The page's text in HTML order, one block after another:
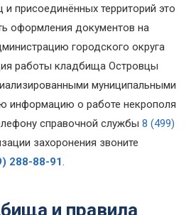
присоединённых территорий это
оформления документов на
городского округа
работы кладбища Островцы
муниципальными
информацию о работе некрополя
справочной службы 8 (499)
захоронения звоните
288-88-91.
и правила